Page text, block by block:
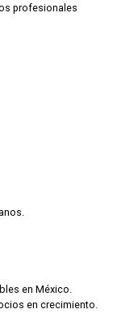
profesionales
en México.
en crecimiento.